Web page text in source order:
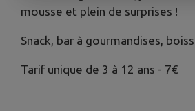
mousse et plein de surprises !
Snack, bar à gourmandises,
Tarif unique de 3 à 12 ans - 7€